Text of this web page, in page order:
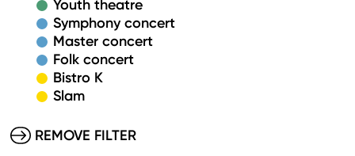
Youth theatre
Symphony concert
Master concert
Folk concert
Bistro K
Slam
REMOVE FILTER